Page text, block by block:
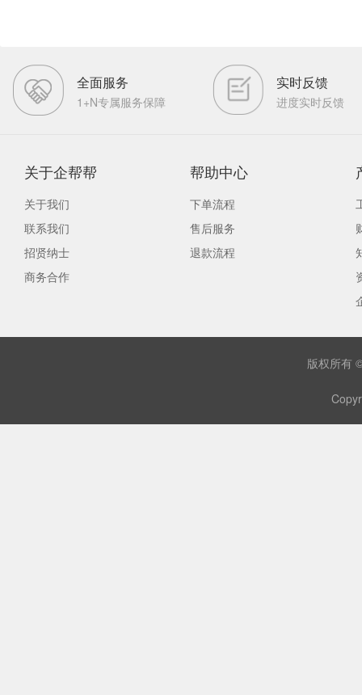
全面服务
1+N专属服务保障
实时反馈
进度实时反馈
关于企帮帮
关于我们
联系我们
招贤纳士
商务合作
帮助中心
下单流程
售后服务
退款流程
版权所有